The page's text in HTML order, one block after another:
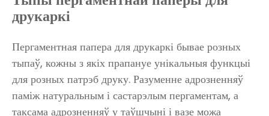
друкаркі
Пергаментная папера для друкаркі бывае розных
тыпаў, кожны з якіх прапануе унікальныя функцыі
для розных патрэб друку. Разуменне адрозненняў
паміж натуральным і састарэлым пергаментам, а
таксама адрозненняў у таўшчыні і вазе можа